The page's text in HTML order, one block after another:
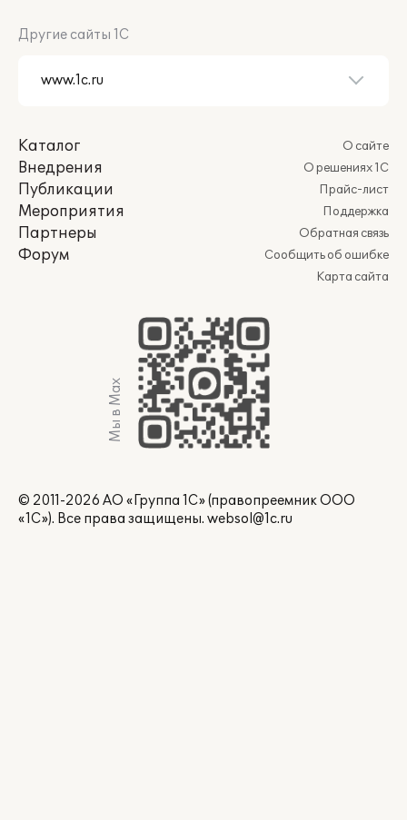
Другие сайты 1С
Каталог
Внедрения
Публикации
Мероприятия
Партнеры
Форум
О сайте
О решениях 1С
Прайс-лист
Поддержка
Обратная связь
Сообщить об ошибке
Карта сайта
Мы в Max
© 2011-2026 АО «Группа 1С» (правопреемник ООО
«1С»). Все права защищены. websol@1c.ru